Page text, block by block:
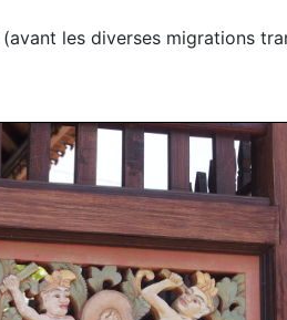
les diverses migrations